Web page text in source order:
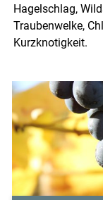
Hagelschlag,
Traubenwelke,
Kurzknotigkeit.